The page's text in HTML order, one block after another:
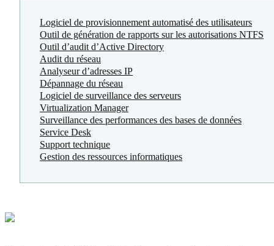
Logiciel de provisionnement automatisé des utilisateurs
Outil de génération de rapports sur les autorisations NTFS
Outil d’audit d’Active Directory
Audit du réseau
Analyseur d’adresses IP
Dépannage du réseau
Logiciel de surveillance des serveurs
Virtualization Manager
Surveillance des performances des bases de données
Service Desk
Support technique
Gestion des ressources informatiques